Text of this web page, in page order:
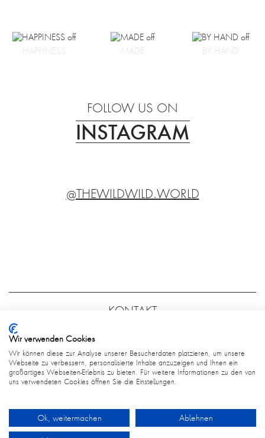
HAPPINESS MADE BY HAND
FOLLOW US ON
INSTAGRAM
@THEWILDWILD.WORLD
KONTAKT
AGB
DATENSCHUTZ
Wir verwenden Cookies
Wir können diese zur Analyse unserer Besucherdaten platzieren, um unsere
Webseite zu verbessern, personalisierte Inhalte anzuzeigen und Ihnen ein
großartiges Webseiten-Erlebnis zu bieten. Für weitere Informationen zu den von
uns verwendeten Cookies öffnen Sie die Einstellungen.
Ok, weitermachen Ablehnen